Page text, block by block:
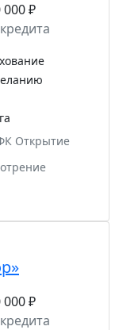
000 ₽
Открытие
000 ₽